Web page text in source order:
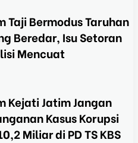
Taji Bermodus Taruhan
Beredar, Isu Setoran
Mencuat
Kejati Jatim Jangan
Kasus Korupsi
Miliar di PD TS KBS